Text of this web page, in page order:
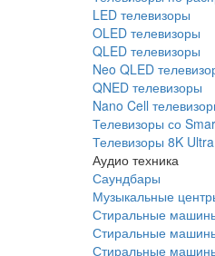
LED телевизоры
OLED телевизоры
QLED телевизоры
Neo QLED
QNED телевизоры
Nano Cell
Телевизоры со
Телевизоры 8K
Аудио техника
Саундбары
Музыкальные
Стиральные
Стиральные
Стиральные